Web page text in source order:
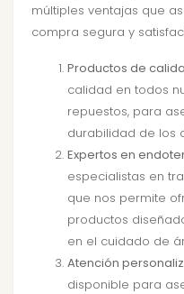
múltiples ventajas que
compra segura y
Productos de
calidad en todos
repuestos, para
durabilidad de los
Expertos en
especialistas en
que nos permite
productos
en el cuidado de
Atención
disponible para